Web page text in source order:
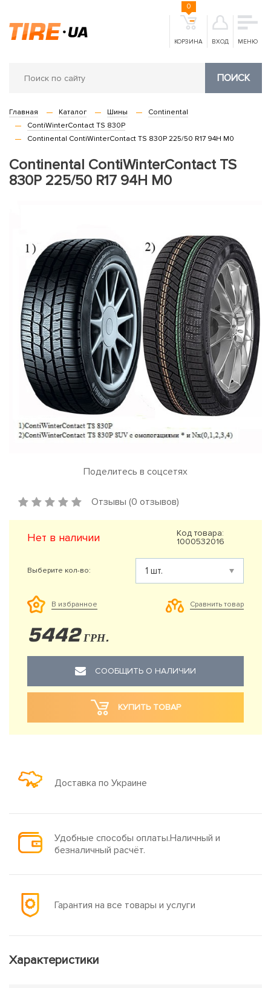
КОРЗИНА
0
ВХОД МЕНЮ
ПОИСК
Главная Каталог Шины
Continental
ContiWinterContact TS 830P
Continental ContiWinterContact TS 830P 225/50 R17 94H M0
Continental ContiWinterContact TS
830P 225/50 R17 94H M0
Поделитесь в соцсетях
Отзывы (0 отзывов)
Нет в наличии
Код товара:
1000532016
Выберите кол-во:
В избранное Сравнить товар
5442 ГРН.
СООБЩИТЬ О НАЛИЧИИ
КУПИТЬ ТОВАР
Доставка по Украине
Удобные способы оплаты.Наличный и
безналичный расчёт.
Гарантия на все товары и услуги
Характеристики